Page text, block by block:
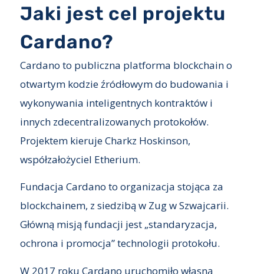
Jaki jest cel projektu
Cardano?
Cardano to publiczna platforma blockchain o
otwartym kodzie źródłowym do budowania i
wykonywania inteligentnych kontraktów i
innych zdecentralizowanych protokołów.
Projektem kieruje Charkz Hoskinson,
współzałożyciel Etherium.
Fundacja Cardano to organizacja stojąca za
blockchainem, z siedzibą w Zug w Szwajcarii.
Główną misją fundacji jest „standaryzacja,
ochrona i promocja” technologii protokołu.
W 2017 roku Cardano uruchomiło własną